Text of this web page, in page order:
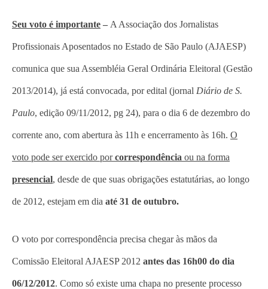
Seu voto é importante – A Associação dos Jornalistas
Profissionais Aposentados no Estado de São Paulo (AJAESP)
comunica que sua Assembléia Geral Ordinária Eleitoral (Gestão
2013/2014), já está convocada, por edital (jornal Diário de S.
Paulo, edição 09/11/2012, pg 24), para o dia 6 de dezembro do
corrente ano, com abertura às 11h e encerramento às 16h. O
voto pode ser exercido porcorrespondência ou na forma
presencial, desde de que suas obrigações estatutárias, ao longo
de 2012, estejam em dia até 31 de outubro.
O voto por correspondência precisa chegar às mãos da
Comissão Eleitoral AJAESP 2012 antes das 16h00 do dia
06/12/2012. Como só existe uma chapa no presente processo